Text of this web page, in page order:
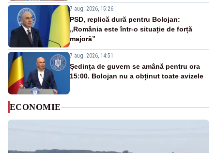
7 aug. 2026, 15:26
PSD, replică dură pentru Bolojan:
„România este într-o situație de forță
majoră”
7 aug. 2026, 14:51
Ședința de guvern se amână pentru ora
15:00. Bolojan nu a obținut toate avizele
ECONOMIE